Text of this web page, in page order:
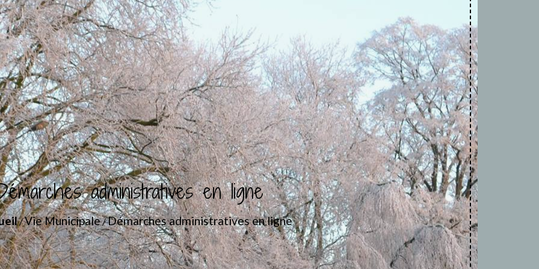
administratives en ligne
/Vie Municipale/Démarches administratives en ligne